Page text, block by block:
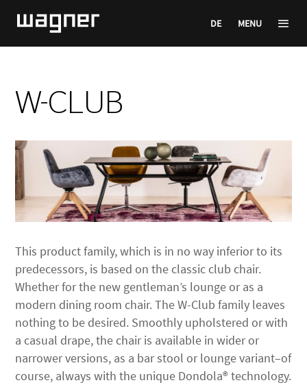
DE MENU
W-CLUB
This product family, which is in no way inferior to its
predecessors, is based on the classic club chair.
Whether for the new gentleman’s lounge or as a
modern dining room chair. The W-Club family leaves
nothing to be desired. Smoothly upholstered or with
a casual drape, the chair is available in wider or
narrower versions, as a bar stool or lounge variant–of
course, always with the unique Dondola® technology.